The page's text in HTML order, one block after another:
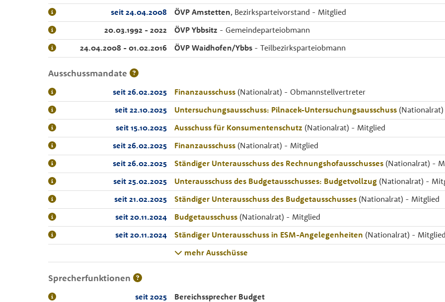
seit 24.04.2008
ÖVP Amstetten, Bezirksparteivorstand - Mitglied
20.03.1992 - 2022
ÖVP Ybbsitz - Gemeindeparteiobmann
24.04.2008 - 01.02.2016
ÖVP Waidhofen/Ybbs - Teilbezirksparteiobmann
Ausschussmandate
seit 26.02.2025 Finanzausschuss (Nationalrat) - Obmannstellvertreter
seit 22.10.2025
Untersuchungsausschuss: Pilnacek-Untersuchungsausschuss
seit 15.10.2025
Ausschuss für Konsumentenschutz (Nationalrat) - Mitglied
seit 26.02.2025
Finanzausschuss (Nationalrat) - Mitglied
seit 26.02.2025
Ständiger Unterausschuss des Rechnungshofausschusses (Nationalrat) -
seit 25.02.2025
Unterausschuss des Budgetausschusses: Budgetvollzug (Nationalrat) -
seit 21.02.2025
Ständiger Unterausschuss des Budgetausschusses (Nationalrat) - Mitglied
seit 20.11.2024
Budgetausschuss (Nationalrat) - Mitglied
seit 20.11.2024
Ständiger Unterausschuss in ESM-Angelegenheiten (Nationalrat) - Mitglied
mehr Ausschüsse
Sprecherfunktionen
seit 2025
Bereichssprecher Budget